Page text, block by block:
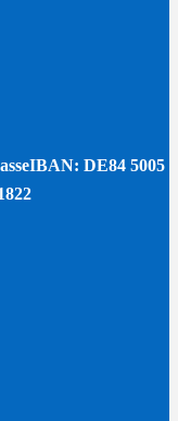
IBAN: DE84 5005